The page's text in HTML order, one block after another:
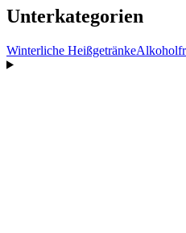
Unterkategorien
Winterliche Heißgetränke